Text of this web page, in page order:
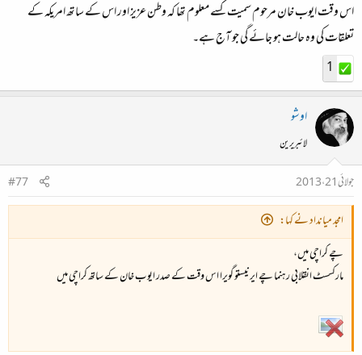
اس وقت ایوب خان مرحوم سمیت کسے معلوم تھا کہ وطن عزیز اور اس کے ساتھ امریکہ کے
تعلقات کی وہ حالت ہو جائے گی جو آج ہے۔
1
اوشو
لائبریرین
جولائی 21، 2013
#77
امجد میانداد نے کہا:
چے کراچی میں،
مارکسسٹ انقلابی رہنما چے ایرنیستو گویرا اس وقت کے صدر ایوب خان کے ساتھ کراچی میں